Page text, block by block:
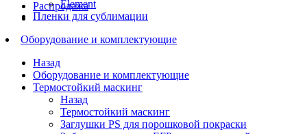
Распродажа
Element
Пленки для сублимации
Оборудование и комплектующие
Назад
Оборудование и комплектующие
Термостойкий маскинг
Назад
Термостойкий маскинг
Заглушки PS для порошковой покраски